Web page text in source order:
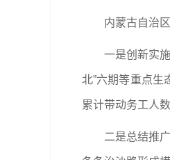
内蒙古自治
一是创新实
北”六期等重点生
累计带动务工人
二是总结推